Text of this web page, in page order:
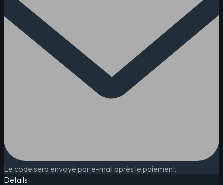
Le code sera envoyé par e-mail après le paiement.
Détails